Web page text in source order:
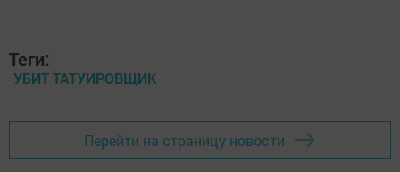
Теги:
УБИТ ТАТУИРОВЩИК
Перейти на страницу новости